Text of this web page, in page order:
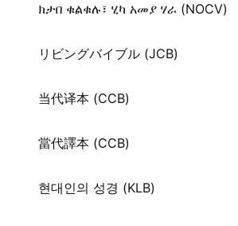
ክታበ ቁልቁሉ፣ ሂካ አመያ ሃራ (NOCV)
リビングバイブル (JCB)
当代译本 (CCB)
當代譯本 (CCB)
현대인의 성경 (KLB)